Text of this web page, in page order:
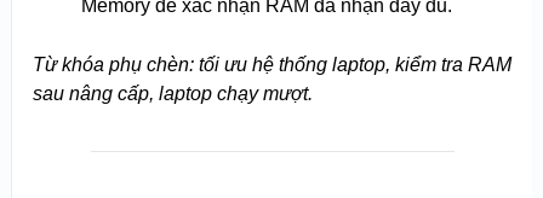
Memory để xác nhận RAM đã nhận đầy đủ.
Từ khóa phụ chèn: tối ưu hệ thống laptop, kiểm tra RAM
sau nâng cấp, laptop chạy mượt.